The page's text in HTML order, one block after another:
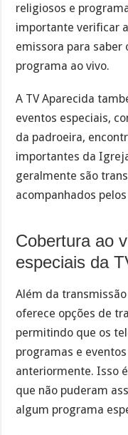
religiosos e
importante verificar
emissora para saber
programa ao vivo.
A TV Aparecida
eventos especiais,
da padroeira,
importantes da
geralmente são
acompanhados
Cobertura ao
especiais da
Além da
oferece opções de
permitindo que os
programas e
anteriormente. Isso
que não puderam
algum programa